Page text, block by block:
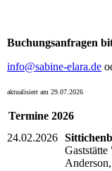
Buchungsanfragen
info@sabine-elara.de
aktualisiert am 29.07.2026
Termine 2026
24.02.2026